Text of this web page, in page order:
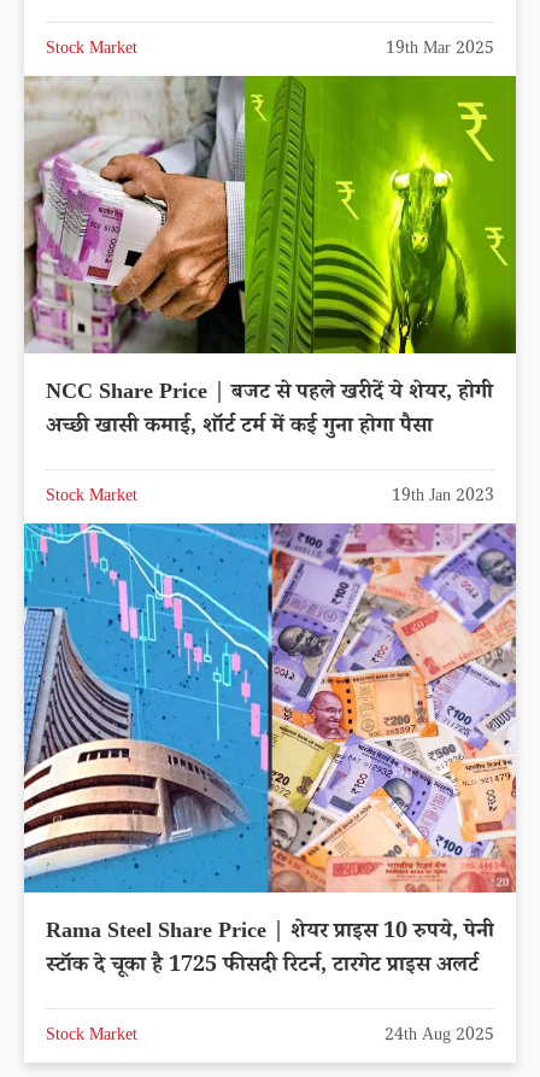
Stock Market 19th Mar 2025
NCC Share Price | बजट से पहले खरीदें ये शेयर, होगी
अच्छी खासी कमाई, शॉर्ट टर्म में कई गुना होगा पैसा
Stock Market 19th Jan 2023
Rama Steel Share Price | शेयर प्राइस 10 रुपये, पेनी
स्टॉक दे चूका है 1725 फीसदी रिटर्न, टारगेट प्राइस अलर्ट
Stock Market 24th Aug 2025